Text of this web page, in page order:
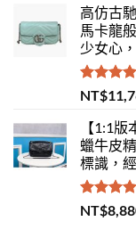
高仿古
馬卡龍
少女心
評分
滿分 5
NT$
【1:1
蠟牛皮
標識，
評分
滿分 5
NT$